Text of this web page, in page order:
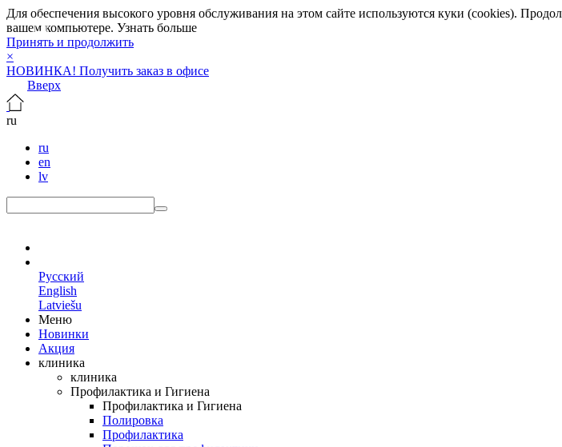
Для обеспечения высокого уровня обслуживания на этом сайте используются куки (cookies).
вашем компьютере. Узнать больше
Принять и продолжить
×
НОВИНКА! Получить заказ в офисе
Вверх
ru
ru
en
lv
Русский
English
Latviešu
Меню
Новинки
Акция
клиника
клиника
Профилактика и Гигиена
Профилактика и Гигиена
Полировка
Профилактика